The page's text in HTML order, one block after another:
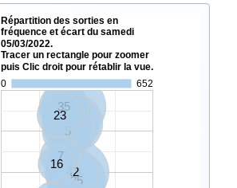
Répartition des sorties en
fréquence et écart du samedi
05/03/2022.
Tracer un rectangle pour zoomer
puis Clic droit pour rétablir la vue.
0
652
8
34
19
25
47
5
42
35
23
7
16